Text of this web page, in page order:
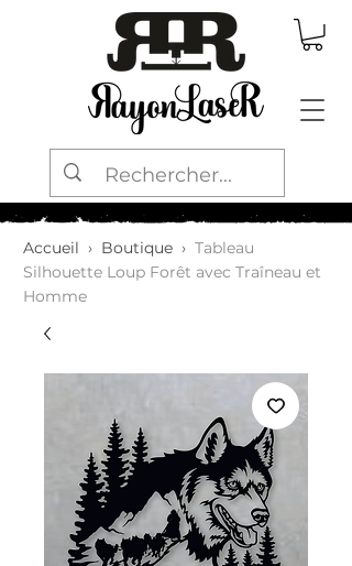
Accueil › Boutique › Tableau
Silhouette Loup Forêt avec Traîneau et
Homme